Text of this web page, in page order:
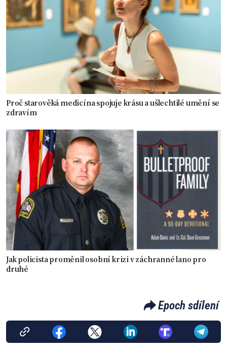
Proč starověká medicína spojuje krásu a ušlechtilé umění se
zdravím
Jak policista proměnil osobní krizi v záchranné lano pro
druhé
Epoch sdílení